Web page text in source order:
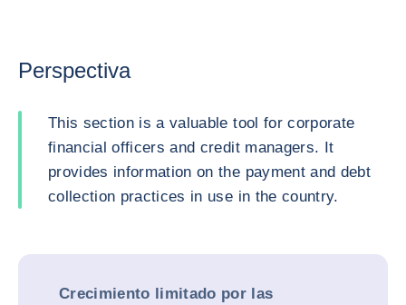
Perspectiva
This section is a valuable tool for corporate
financial officers and credit managers. It
provides information on the payment and debt
collection practices in use in the country.
Crecimiento limitado por las